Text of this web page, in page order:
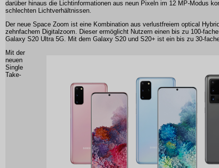
darüber hinaus die Lichtinformationen aus neun Pixeln im 12 MP-Modus
schlechten Lichtverhältnissen.
Der neue Space Zoom ist eine Kombination aus verlustfreiem optical
zehnfachem Digitalzoom. Dieser ermöglicht Nutzern einen bis zu 100-
Galaxy S20 Ultra 5G. Mit dem Galaxy S20 und S20+ ist ein bis zu 30-
Mit der
neuen
Single
Take-